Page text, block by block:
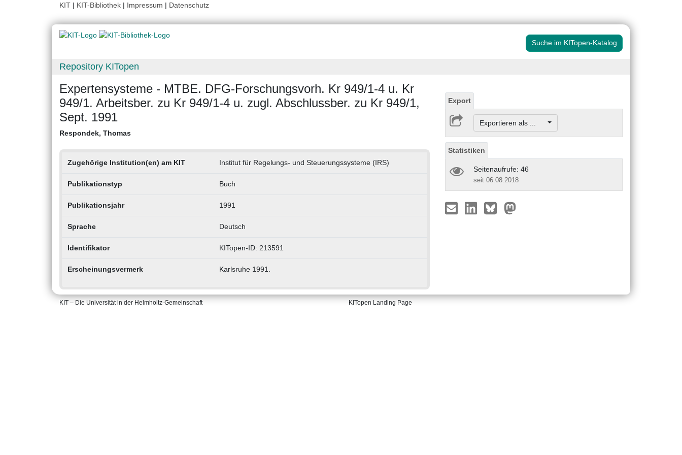
KIT | KIT-Bibliothek | Impressum | Datenschutz
Suche im KITopen-Katalog
Repository KITopen
Expertensysteme - MTBE. DFG-Forschungsvorh. Kr 949/1-4 u. Kr
949/1. Arbeitsber. zu Kr 949/1-4 u. zugl. Abschlussber. zu Kr 949/1,
Sept. 1991
Respondek, Thomas
Zugehörige Institution(en) am KIT Institut für Regelungs- und Steuerungssysteme (IRS)
Publikationstyp Buch
Publikationsjahr 1991
Sprache Deutsch
Identifikator KITopen-ID: 213591
Erscheinungsvermerk Karlsruhe 1991.
Export
Exportieren als ...
Statistiken
Seitenaufrufe: 46
seit 06.08.2018
KIT – Die Universität in der Helmholtz-Gemeinschaft KITopen Landing Page